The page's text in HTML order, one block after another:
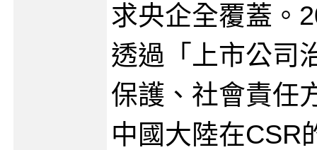
求央企全覆蓋。
透過「上市公司
保護、社會責任
中國大陸在CSR